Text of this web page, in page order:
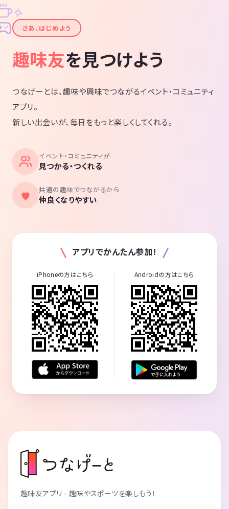
✦
✧
さあ、はじめよう
趣味友を見つけよう
つなげーとは、趣味や興味でつながるイベント・コミュニティ
アプリ。
新しい出会いが、毎日をもっと楽しくしてくれる。
イベント・コミュニティが
見つかる・つくれる
共通の趣味でつながるから
仲良くなりやすい
アプリでかんたん参加！
iPhoneの方はこちら Androidの方はこちら
趣味友アプリ - 趣味やスポーツを楽しもう！